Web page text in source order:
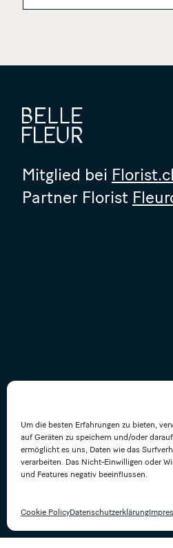
Um die besten Erfahrungen zu bieten,
auf Geräten zu speichern und/oder
ermöglicht es uns, Daten wie das
verarbeiten. Das Nicht-Einwilligen oder
und Features negativ beeinflussen.
Cookie PolicyDatenschutzerklärung
Mitglied bei
Partner Florist